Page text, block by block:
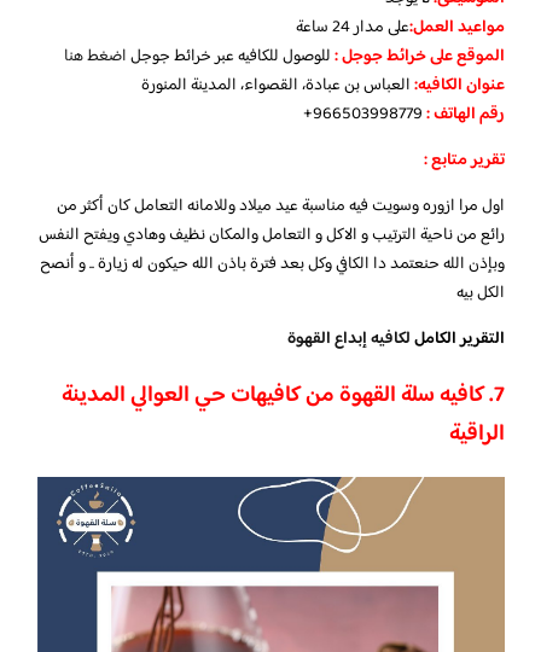
مواعيد العمل:على مدار 24 ساعة
الموقع على خرائط جوجل:للوصول للكافيه عبر خرائط جوجلاضغط هنا
عنوان الكافيه:العباس بن عبادة، القصواء، المدينة المنورة
رقم الهاتف :966503998779+
تقرير متابع :
اول مرا ازوره وسويت فيه مناسبة عيد ميلاد وللامانه التعامل كان أكثر من
رائع من ناحية الترتيب و الاكل و التعامل والمكان نظيف وهادي ويفتح النفس
وبإذن الله حنعتمد دا الكافي وكل بعد فترة باذن الله حيكون له زيارة .. و أنصح
الكل بيه
التقرير الكامللكافيه إبداع القهوة
7. كافيه سلة القهوة من كافيهات حي العوالي المدينة
الراقية